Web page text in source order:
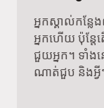
អ្នកស្គាល់កន្ល
អ្នកហើយ ប៉ុន្តែ
ជួយអ្នក។ ទាំងន
ណាត់ជួប និងអ្